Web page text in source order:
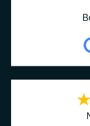
der
der Website.
kWh per
funktioniert
funktioniert